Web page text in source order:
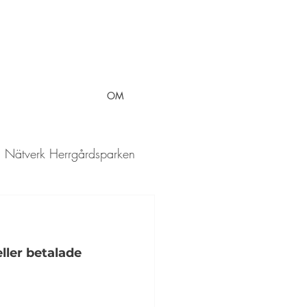
OM
Nätverk Herrgårdsparken
betalade